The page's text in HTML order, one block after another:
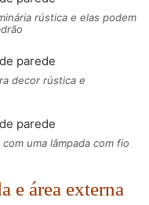
rústica e elas podem
decor rústica e
uma lâmpada com fio
e área externa